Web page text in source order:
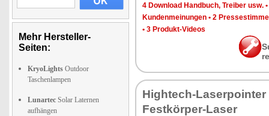
Mehr Hersteller-
Seiten:
KryoLights Outdoor
Taschenlampen
Lunartec Solar Laternen
aufhängen
4 Down­load Hand­buch, Trei­ber usw. •
Kun­den­mei­nun­gen • 2
• 3 Pro­dukt-Vi­de­os
High­tech-
Fest­kör­per-La­ser